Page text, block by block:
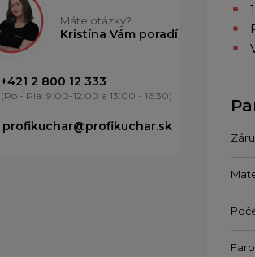
Máte otázky?
Kristína Vám poradí
+421 2 800 12 333
(Po - Pia: 9:00-12:00 a 13:00 - 16:30)
profikuchar@profikuchar.sk